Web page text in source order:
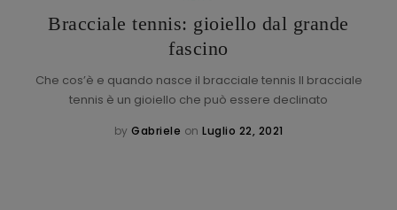
Bracciale tennis: gioiello dal grande
fascino
Che cos’è e quando nasce il bracciale tennis Il bracciale
tennis è un gioiello che può essere declinato
by Gabriele on Luglio 22, 2021